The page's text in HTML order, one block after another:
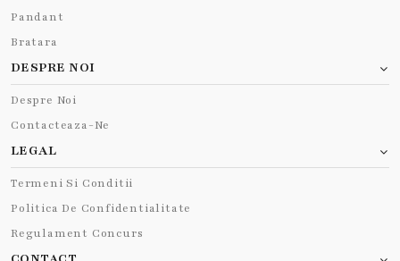
Pandant
Bratara
DESPRE NOI
Despre Noi
Contacteaza-Ne
LEGAL
Termeni Si Conditii
Politica De Confidentialitate
Regulament Concurs